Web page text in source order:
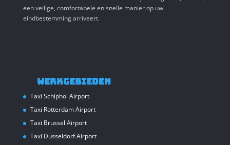
een veilige, comfortabele en snelle manier op uw
eindbestemming arriveert.
Werkgebieden
Taxi Schiphol Airport
Taxi Rotterdam Airport
Taxi Brussel Airport
Taxi Düsseldorf Airport